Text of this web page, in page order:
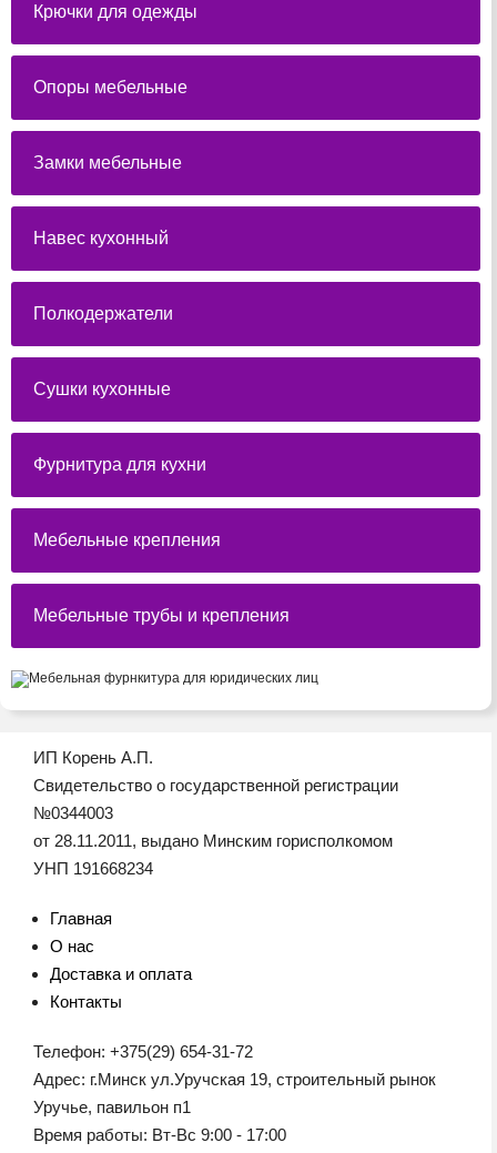
Крючки для одежды
Опоры мебельные
Замки мебельные
Навес кухонный
Полкодержатели
Сушки кухонные
Фурнитура для кухни
Мебельные крепления
Мебельные трубы и крепления
ИП Корень А.П.
Свидетельство о государственной регистрации
№0344003
от 28.11.2011, выдано Минским горисполкомом
УНП 191668234
Главная
О нас
Доставка и оплата
Контакты
Телефон: +375(29) 654-31-72
Адрес: г.Минск ул.Уручская 19, строительный рынок
Уручье, павильон п1
Время работы: Вт-Вс 9:00 - 17:00